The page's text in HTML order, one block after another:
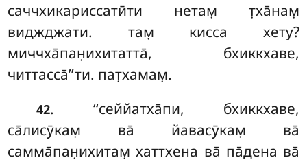
саччхикариссатӣти нетам̣ т̣ха̄нам̣
виджджати. там̣ кисса хету?
миччха̄пан̣ихитатта̄, бхиккхаве,
читтасса̄’’ти. пат̣хамам̣.
42. ‘‘сеййатха̄пи, бхиккхаве,
са̄лисӯкам̣ ва̄ йавасӯкам̣ ва̄
самма̄пан̣ихитам̣ хаттхена ва̄ па̄дена ва̄